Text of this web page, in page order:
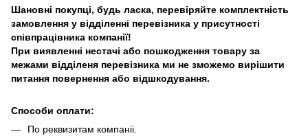
Шановні покупці, будь ласка, перевіряйте комплектність
замовлення у відділенні перевізника у присутності
співпрацівника компанії!
При виявленні нестачі або пошкодження товару за
межами відділеня перевізника ми не зможемо вирішити
питання повернення або відшкодування.
Способи оплати:
По реквизитам компаніі.